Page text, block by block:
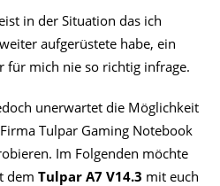
in der Situation das ich
aufgerüstete habe, ein
für mich nie so richtig infrage.
unerwartet die Möglichkeit
Tulpar Gaming Notebook
Im Folgenden möchte
dem Tulpar A7 V14.3 mit euch